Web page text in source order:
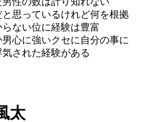
思っているけれど何を根拠
ない位に経験は豊富
心に強いクセに自分の事に
された経験がある
太